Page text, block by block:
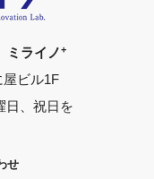
ライノ+
屋ビル1F
日、祝日を
せ